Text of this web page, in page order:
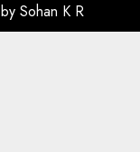
by Sohan K R